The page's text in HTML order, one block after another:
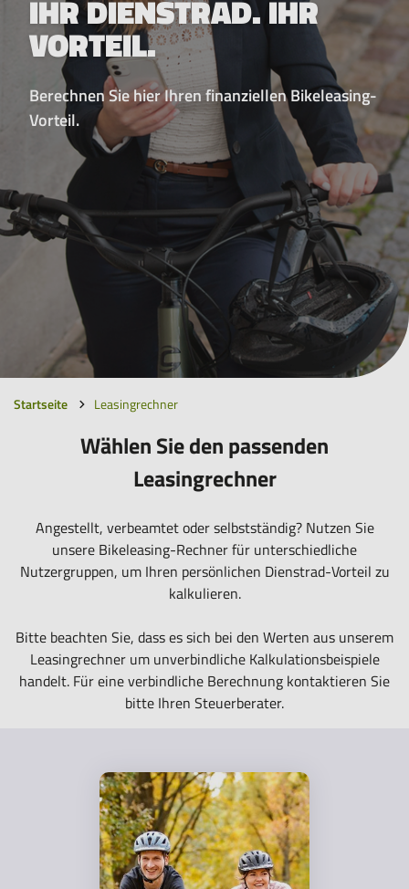
Rundum-
sorglos-
Paket
für
das
Leasen
Bikes,
Pedelecs
u.v.m.
IHR DIENSTRAD. IHR
VORTEIL.
Berechnen Sie hier Ihren finanziellen Bikeleasing-
Vorteil.
befindest
Startseite Leasingrechner
Wählen Sie den passenden
Leasingrechner
Angestellt, verbeamtet oder selbstständig? Nutzen Sie
unsere Bikeleasing-Rechner für unterschiedliche
Nutzergruppen, um Ihren persönlichen Dienstrad-Vorteil zu
kalkulieren.
Bitte beachten Sie, dass es sich bei den Werten aus unserem
Leasingrechner um unverbindliche Kalkulationsbeispiele
handelt. Für eine verbindliche Berechnung kontaktieren Sie
bitte Ihren Steuerberater.